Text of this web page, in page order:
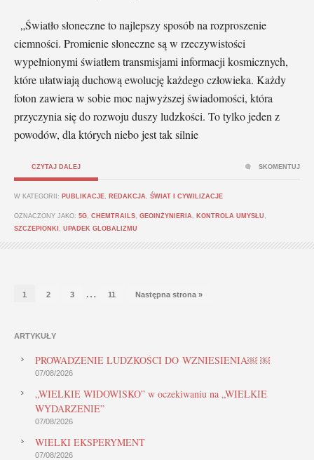
„Światło słoneczne to najlepszy sposób na rozproszenie
ciemności. Promienie słoneczne są w rzeczywistości
wypełnionymi światłem transmisjami informacji kosmicznych,
które ułatwiają duchową ewolucję każdego człowieka. Każdy
foton zawiera w sobie moc najwyższej świadomości, która
przyczynia się do rozwoju duszy ludzkości. To tylko jeden z
powodów, dla których niebo jest tak silnie
CZYTAJ DALEJ
W KATEGORII: PUBLIKACJE REDAKCJA ŚWIAT I CYWILIZACJE
OZNACZONY JAKO: 5G CHEMTRAILS GEOINŻYNIERIA KONTROLA UMYSŁU
SZCZEPIONKI
UPADEK GLOBALIZMU
SKOMENTUJ
1 2 3 … 11 Następna strona »
ARTYKUŁY
PROWADZENIE LUDZKOŚCI DO WZNIESIENIA￼ ￼
07/08/2026
„WIELKIE WIDOWISKO” w oczekiwaniu na „WIELKIE
WYDARZENIE”
07/08/2026
WIELKI EKSPERYMENT
07/08/2026